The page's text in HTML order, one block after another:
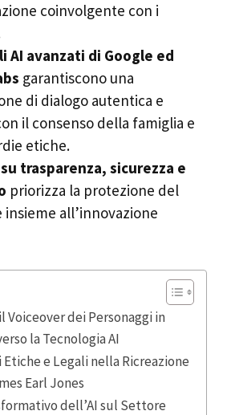
coinvolgente con i
AI avanzati di Google ed
garantiscono una
di dialogo autentica e
il consenso della famiglia e
etiche.
trasparenza, sicurezza e
priorizza la protezione del
insieme all’innovazione
Voiceover dei Personaggi in
la Tecnologia AI
e Legali nella Ricreazione
Earl Jones
dell’AI sul Settore